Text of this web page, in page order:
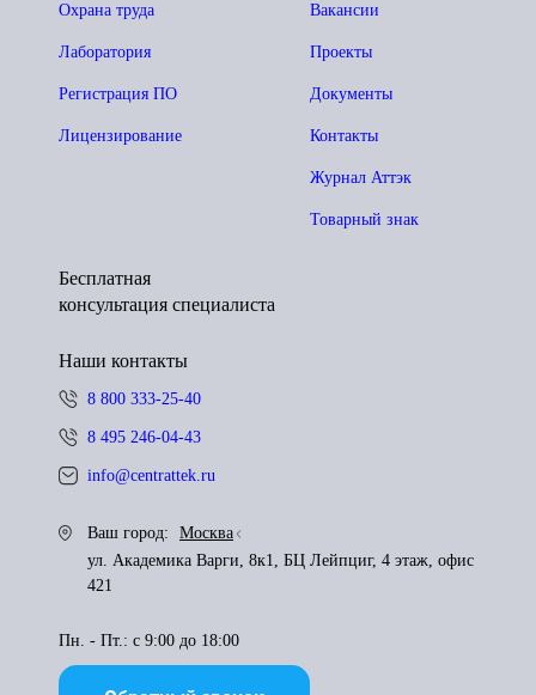
Вакансии
Проекты
Документы
Контакты
Журнал Аттэк
Товарный знак
Охрана труда
Лаборатория
Регистрация ПО
Лицензирование
Бесплатная
консультация специалиста
Наши контакты
8 800 333-25-40
8 495 246-04-43
info@centrattek.ru
Ваш город:
Москва
ул. Академика Варги, 8к1, БЦ Лейпциг, 4 этаж, офис
421
Пн. - Пт.: с 9:00 до 18:00